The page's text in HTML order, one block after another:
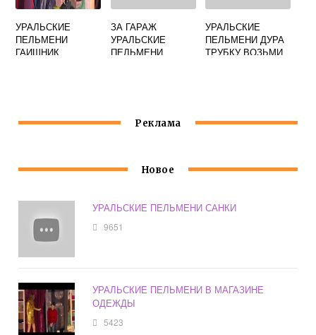
УРАЛЬСКИЕ
ПЕЛЬМЕНИ
ГАИШНИК
ЗА ГАРАЖ
УРАЛЬСКИЕ
ПЕЛЬМЕНИ
УРАЛЬСКИЕ
ПЕЛЬМЕНИ ДУРА
ТРУБКУ ВОЗЬМИ
Реклама
Новое
УРАЛЬСКИЕ ПЕЛЬМЕНИ САНКИ
9651
УРАЛЬСКИЕ ПЕЛЬМЕНИ В МАГАЗИНЕ
ОДЕЖДЫ
5423